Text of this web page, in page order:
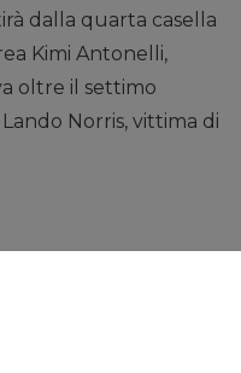
dalla quarta casella
Kimi Antonelli,
oltre il settimo
Norris, vittima di